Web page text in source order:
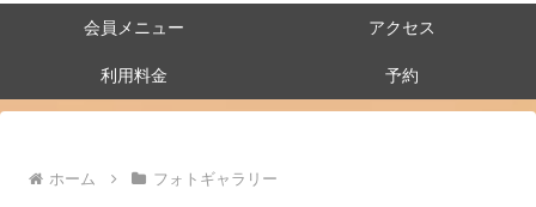
会員メニュー アクセス
利用料金 予約
ホーム フォトギャラリー